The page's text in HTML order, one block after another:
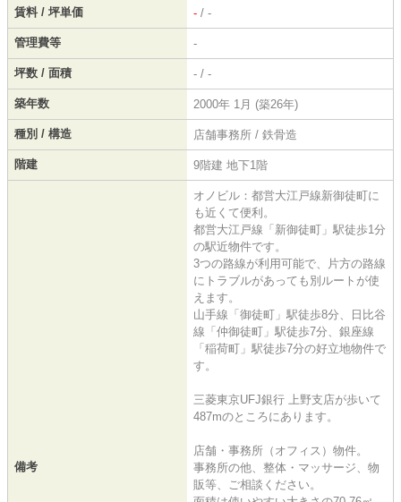
賃料 / 坪単価 - / -
管理費等 -
坪数 / 面積 - / -
築年数 2000年 1月 (築26年)
種別 / 構造 店舗事務所 / 鉄骨造
階建 9階建 地下1階
備考
オノビル：都営大江戸線新御徒町に
も近くて便利。
都営大江戸線「新御徒町」駅徒歩1分
の駅近物件です。
3つの路線が利用可能で、片方の路線
にトラブルがあっても別ルートが使
えます。
山手線「御徒町」駅徒歩8分、日比谷
線「仲御徒町」駅徒歩7分、銀座線
「稲荷町」駅徒歩7分の好立地物件で
す。
三菱東京UFJ銀行 上野支店が歩いて
487mのところにあります。
店舗・事務所（オフィス）物件。
事務所の他、整体・マッサージ、物
販等、ご相談ください。